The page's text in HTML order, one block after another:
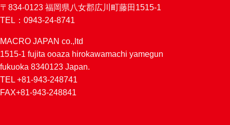
〒834-0123 福岡県八女郡広川町藤田1515-1
TEL：0943-24-8741
MACRO JAPAN co.,ltd
1515-1 fujita ooaza hirokawamachi yamegun
fukuoka 8340123 Japan.
TEL +81-943-248741
FAX+81-943-248841